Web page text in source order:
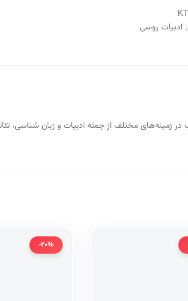
, ادبیات روسی
خود را در دی ماه ۱۳۶۷ شروع کرد و از آن تاریخ تا کنون بیش از ۲۱۰۰ عنوان کتاب در
-20%